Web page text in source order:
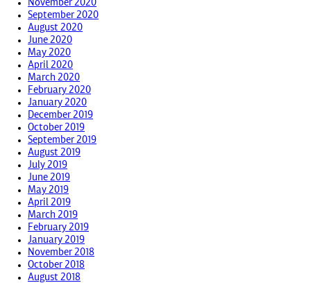
November 2020
September 2020
August 2020
June 2020
May 2020
April 2020
March 2020
February 2020
January 2020
December 2019
October 2019
September 2019
August 2019
July 2019
June 2019
May 2019
April 2019
March 2019
February 2019
January 2019
November 2018
October 2018
August 2018